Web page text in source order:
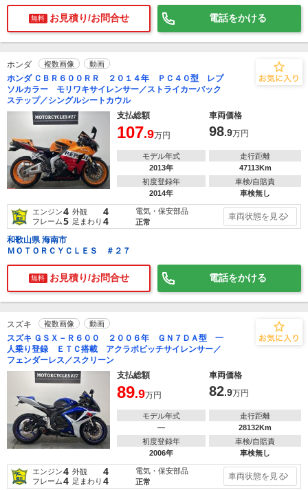
無料 お見積り/お問合せ 電話をかける
ホンダ 複数画像 動画
ホンダ ＣＢＲ６００ＲＲ ２０１４年 ＰＣ４０型 レプ
ソルカラー モリワキサイレンサー／ストライカーバック
ステップ／シングルシートカウル
支払総額
車両価格
107.9万円 98.9万円
モデル年式
2013年
走行距離
47113Km
初度登録年
2014年
車検/自賠責
車検無し
エンジン4 外観 4
フレーム5 足まわり 4
電気・保安部品
正常
車両状態を見る
和歌山県 海南市
ＭＯＴＯＲＣＹＣＬＥＳ ＃２７
無料 お見積り/お問合せ 電話をかける
スズキ 複数画像 動画
スズキ ＧＳＸ－Ｒ６００ ２００６年 ＧＮ７ＤＡ型 一
人乗り登録 ＥＴＣ搭載 アクラポビッチサイレンサー／
フェンダーレス／スクリーン
支払総額
車両価格
89.9万円 82.9万円
モデル年式
―
走行距離
28132Km
初度登録年
2006年
車検/自賠責
車検無し
エンジン4 外観 4
フレーム4 足まわり 4
電気・保安部品
正常
車両状態を見る